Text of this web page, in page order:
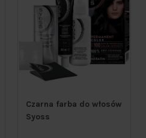
Czarna farba do włosów
Syoss